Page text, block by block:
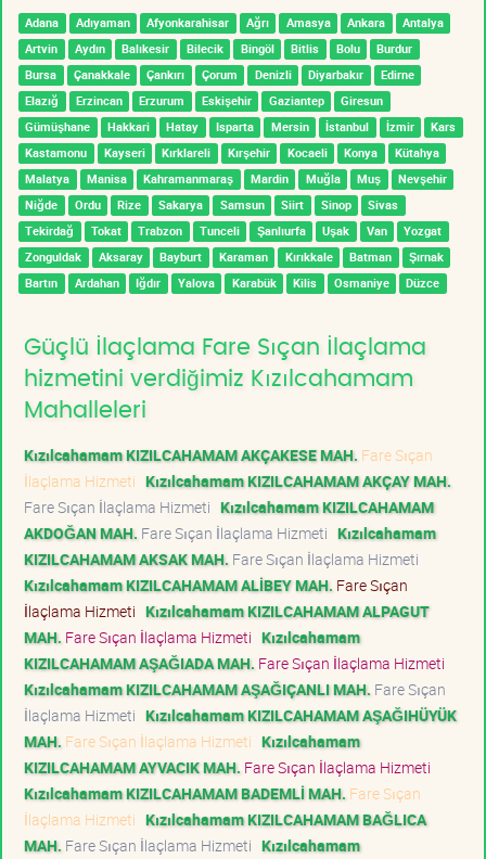
Adana Adıyaman Afyonkarahisar Ağrı Amasya Ankara
Antalya
Artvin
Aydın Balıkesir Bilecik Bingöl Bitlis Bolu
Burdur
Bursa
Çanakkale Çankırı Çorum Denizli Diyarbakır
Edirne
Elazığ
Erzincan Erzurum Eskişehir Gaziantep
Giresun
Gümüşhane
Hakkari Hatay Isparta Mersin İstanbul İzmir
Kars
Kastamonu
Kayseri Kırklareli Kırşehir Kocaeli Konya
Kütahya
Malatya
Manisa Kahramanmaraş Mardin Muğla Muş
Nevşehir
Niğde
Ordu Rize Sakarya Samsun Siirt Sinop
Sivas
Tekirdağ
Tokat Trabzon Tunceli Şanlıurfa Uşak Van
Yozgat
Zonguldak
Aksaray Bayburt Karaman Kırıkkale Batman
Şırnak
Bartın
Ardahan Iğdır Yalova Karabük Kilis Osmaniye Düzce
Güçlü İlaçlama Fare Sıçan İlaçlama
hizmetini verdiğimiz Kızılcahamam
Mahalleleri
Kızılcahamam KIZILCAHAMAM AKÇAKESE MAH. Fare Sıçan
İlaçlama Hizmeti Kızılcahamam KIZILCAHAMAM AKÇAY MAH.
Fare Sıçan İlaçlama Hizmeti Kızılcahamam KIZILCAHAMAM
AKDOĞAN MAH. Fare Sıçan İlaçlama Hizmeti Kızılcahamam
KIZILCAHAMAM AKSAK MAH. Fare Sıçan İlaçlama Hizmeti
Kızılcahamam KIZILCAHAMAM ALİBEY MAH. Fare Sıçan
İlaçlama Hizmeti Kızılcahamam KIZILCAHAMAM ALPAGUT
MAH. Fare Sıçan İlaçlama Hizmeti Kızılcahamam
KIZILCAHAMAM AŞAĞIADA MAH. Fare Sıçan İlaçlama Hizmeti
Kızılcahamam KIZILCAHAMAM AŞAĞIÇANLI MAH. Fare Sıçan
İlaçlama Hizmeti Kızılcahamam KIZILCAHAMAM AŞAĞIHÜYÜK
MAH. Fare Sıçan İlaçlama Hizmeti Kızılcahamam
KIZILCAHAMAM AYVACIK MAH. Fare Sıçan İlaçlama Hizmeti
Kızılcahamam KIZILCAHAMAM BADEMLİ MAH. Fare Sıçan
İlaçlama Hizmeti Kızılcahamam KIZILCAHAMAM BAĞLICA
MAH. Fare Sıçan İlaçlama Hizmeti Kızılcahamam